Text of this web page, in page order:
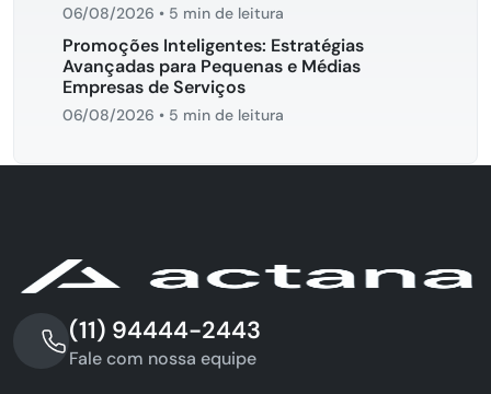
06/08/2026 • 5 min de leitura
Promoções Inteligentes: Estratégias
Avançadas para Pequenas e Médias
Empresas de Serviços
06/08/2026 • 5 min de leitura
(11) 94444-2443
Fale com nossa equipe